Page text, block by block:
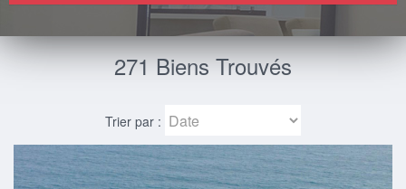
271 Biens Trouvés
Trier par :